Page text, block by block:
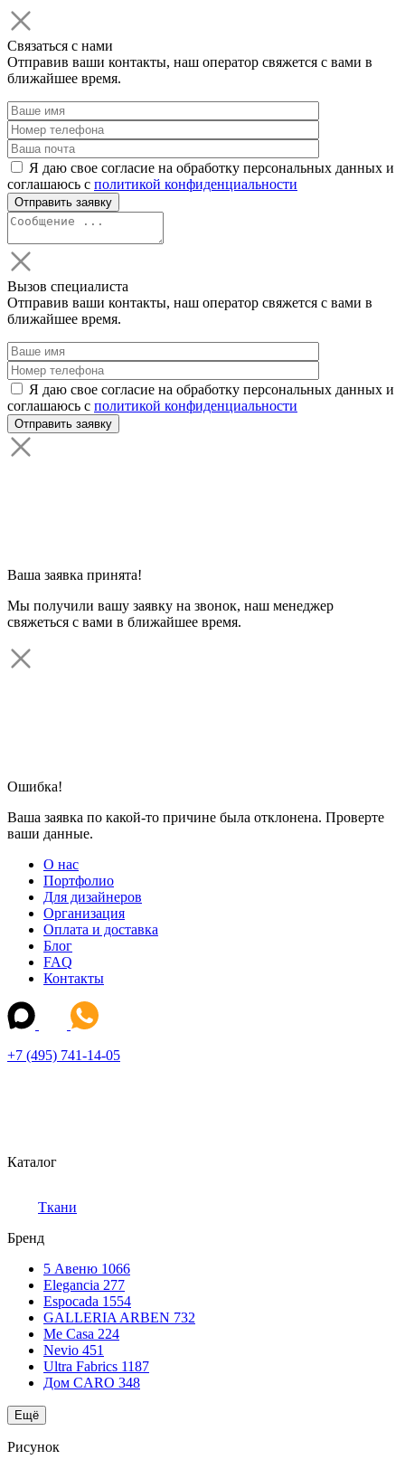
Связаться с нами
Отправив ваши контакты, наш оператор свяжется с вами в
ближайшее время.
Я даю свое согласие на обработку персональных данных и
соглашаюсь с политикой конфиденциальности
Вызов специалиста
Отправив ваши контакты, наш оператор свяжется с вами в
ближайшее время.
Я даю свое согласие на обработку персональных данных и
соглашаюсь с политикой конфиденциальности
Ваша заявка принята!
Мы получили вашу заявку на звонок, наш менеджер
свяжеться с вами в ближайшее время.
Ошибка!
Ваша заявка по какой-то причине была отклонена. Проверте
ваши данные.
О нас
Портфолио
Для дизайнеров
Организация
Оплата и доставка
Блог
FAQ
Контакты
+7 (495) 741-14-05
Каталог
Ткани
Бренд
5 Авеню 1066
Elegancia 277
Espocada 1554
GALLERIA ARBEN 732
Me Casa 224
Nevio 451
Ultra Fabrics 1187
Дом CARO 348
Ещё
Рисунок